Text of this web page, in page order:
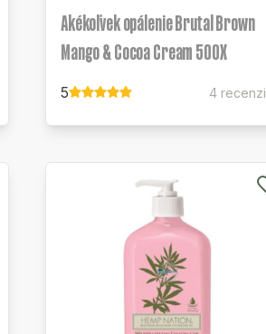
Akékoľvek opálenie Brutal Brown
Mango & Cocoa Cream 500X
5 4